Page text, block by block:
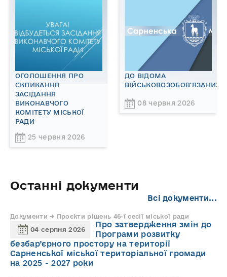
ОГОЛОШЕННЯ ПРО
СКЛИКАННЯ
ЗАСІДАННЯ
ВИКОНАВЧОГО
КОМІТЕТУ МІСЬКОЇ
РАДИ
25 червня 2026
ДО ВІДОМА
ВІЙСЬКОВОЗОБОВ'ЯЗАНИХ!
08 червня 2026
Останні документи
Всі документи...
Документи → Проєкти рішень 46-ї сесії міської ради
04 серпня 2026
Про затвердження змін до
Програми розвитку
безбар’єрного простору на території
Сарненської міської територіальної громади
на 2025 - 2027 роки